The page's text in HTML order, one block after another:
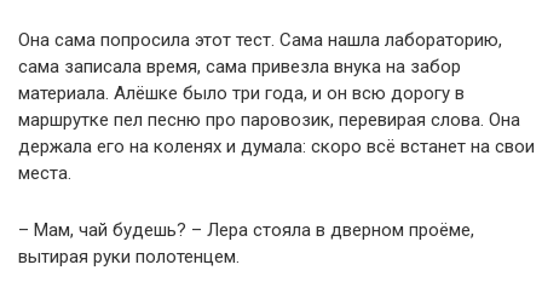
Она сама попросила этот тест. Сама нашла лабораторию,
сама записала время, сама привезла внука на забор
материала. Алёшке было три года, и он всю дорогу в
маршрутке пел песню про паровозик, перевирая слова. Она
держала его на коленях и думала: скоро всё встанет на свои
места.
– Мам, чай будешь? – Лера стояла в дверном проёме,
вытирая руки полотенцем.